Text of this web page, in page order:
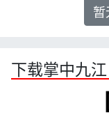
下载掌中九江